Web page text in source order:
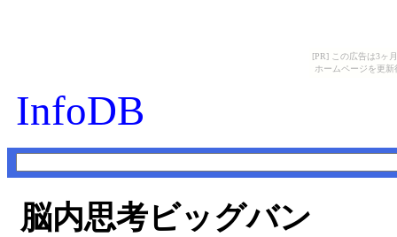
[PR] この広告は3ヶ
ホームページを更
InfoDB
脳内思考ビッグバン